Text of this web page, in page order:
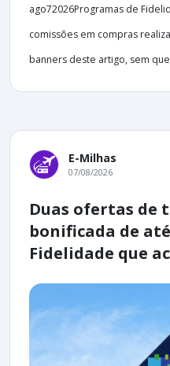
ago72026Programas de
comissões em compras
banners deste artigo, sem
E-Milhas
07/08/2026
Duas ofertas de
bonificada de
Fidelidade que